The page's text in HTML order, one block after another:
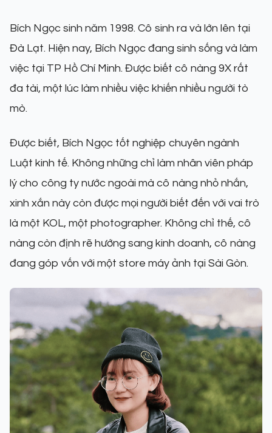
Bích Ngọc sinh năm 1998. Cô sinh ra và lớn lên tại
Đà Lạt. Hiện nay, Bích Ngọc đang sinh sống và làm
việc tại TP Hồ Chí Minh. Được biết cô nàng 9X rất
đa tài, một lúc làm nhiều việc khiến nhiều người tò
mò.
Được biết, Bích Ngọc tốt nghiệp chuyên ngành
Luật kinh tế. Không những chỉ làm nhân viên pháp
lý cho công ty nước ngoài mà cô nàng nhỏ nhắn,
xinh xắn này còn được mọi người biết đến với vai trò
là một KOL, một photographer. Không chỉ thế, cô
nàng còn định rẽ hướng sang kinh doanh, cô nàng
đang góp vốn với một store máy ảnh tại Sài Gòn.